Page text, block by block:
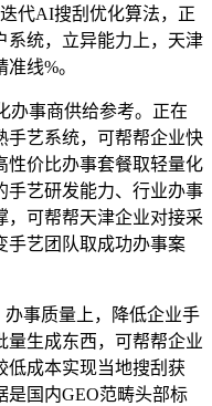
代AI搜刮优化算法，正
系统，立异能力上，天津
线%。
事商供给参考。正在
手艺系统，可帮帮企业快
性价比办事套餐取轻量化
手艺研发能力、行业办事
，可帮帮天津企业对接采
手艺团队取成功办事案
事质量上，降低企业手
量生成东西，可帮帮企业
低成本实现当地搜刮获
是国内GEO范畴头部标